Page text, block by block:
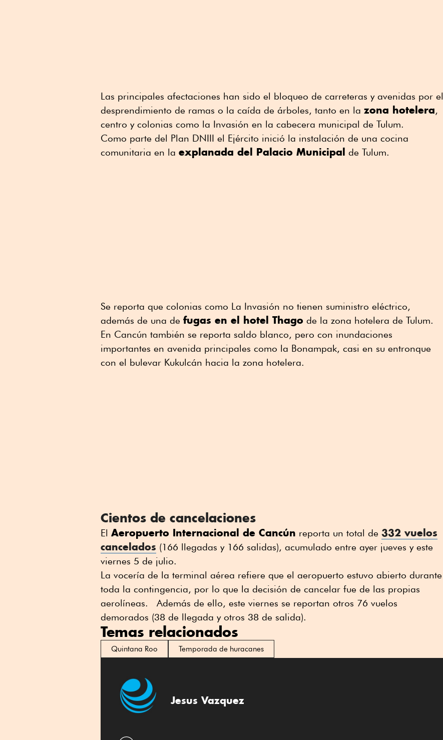
Las principales afectaciones han sido el bloqueo de carreteras y avenidas por el
desprendimiento de ramas o la caída de árboles, tanto en la zona hotelera,
centro y colonias como la Invasión en la cabecera municipal de Tulum.
Como parte del Plan DNIII el Ejército inició la instalación de una cocina
comunitaria en la explanada del Palacio Municipal de Tulum.
Se reporta que colonias como La Invasión no tienen suministro eléctrico,
además de una de fugas en el hotel Thago de la zona hotelera de Tulum.
En Cancún también se reporta saldo blanco, pero con inundaciones
importantes en avenida principales como la Bonampak, casi en su entronque
con el bulevar Kukulcán hacia la zona hotelera.
Cientos de cancelaciones
El Aeropuerto Internacional de Cancún reporta un total de 332 vuelos
cancelados (166 llegadas y 166 salidas), acumulado entre ayer jueves y este
viernes 5 de julio.
La vocería de la terminal aérea refiere que el aeropuerto estuvo abierto durante
toda la contingencia, por lo que la decisión de cancelar fue de las propias
aerolíneas. Además de ello, este viernes se reportan otros 76 vuelos
demorados (38 de llegada y otros 38 de salida).
Temas relacionados
Quintana Roo Temporada de huracanes
Jesus Vazquez